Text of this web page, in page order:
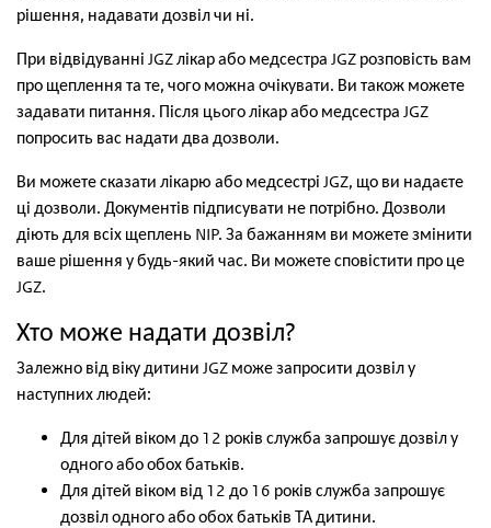
рішення, надавати дозвіл чи ні.
При відвідуванні JGZ лікар або медсестра JGZ розповість вам
про щеплення та те, чого можна очікувати. Ви також можете
задавати питання. Після цього лікар або медсестра JGZ
попросить вас надати два дозволи.
Ви можете сказати лікарю або медсестрі JGZ, що ви надаєте
ці дозволи. Документів підписувати не потрібно. Дозволи
діють для всіх щеплень NIP. За бажанням ви можете змінити
ваше рішення у будь-який час. Ви можете сповістити про це
JGZ.
Хто може надати дозвіл?
Залежно від віку дитини JGZ може запросити дозвіл у
наступних людей:
Для дітей віком до 12 років служба запрошує дозвіл у
одного або обох батьків.
Для дітей віком від 12 до 16 років служба запрошує
дозвіл одного або обох батьків ТА дитини.